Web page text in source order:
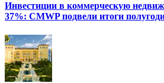
Инвестиции в коммерческую
37%: CMWP подвели итоги